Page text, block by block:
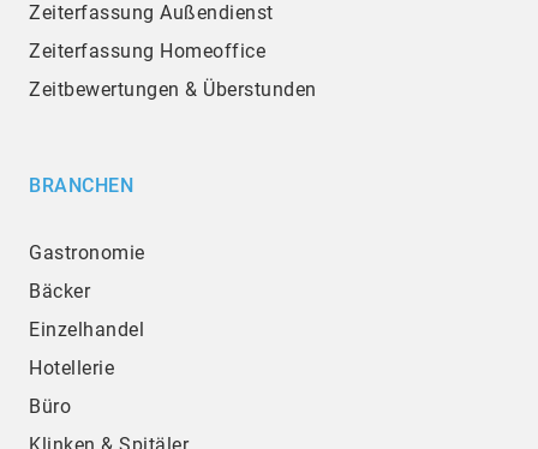
Zeiterfassung Außendienst
Zeiterfassung Homeoffice
Zeitbewertungen & Überstunden
BRANCHEN
Gastronomie
Bäcker
Einzelhandel
Hotellerie
Büro